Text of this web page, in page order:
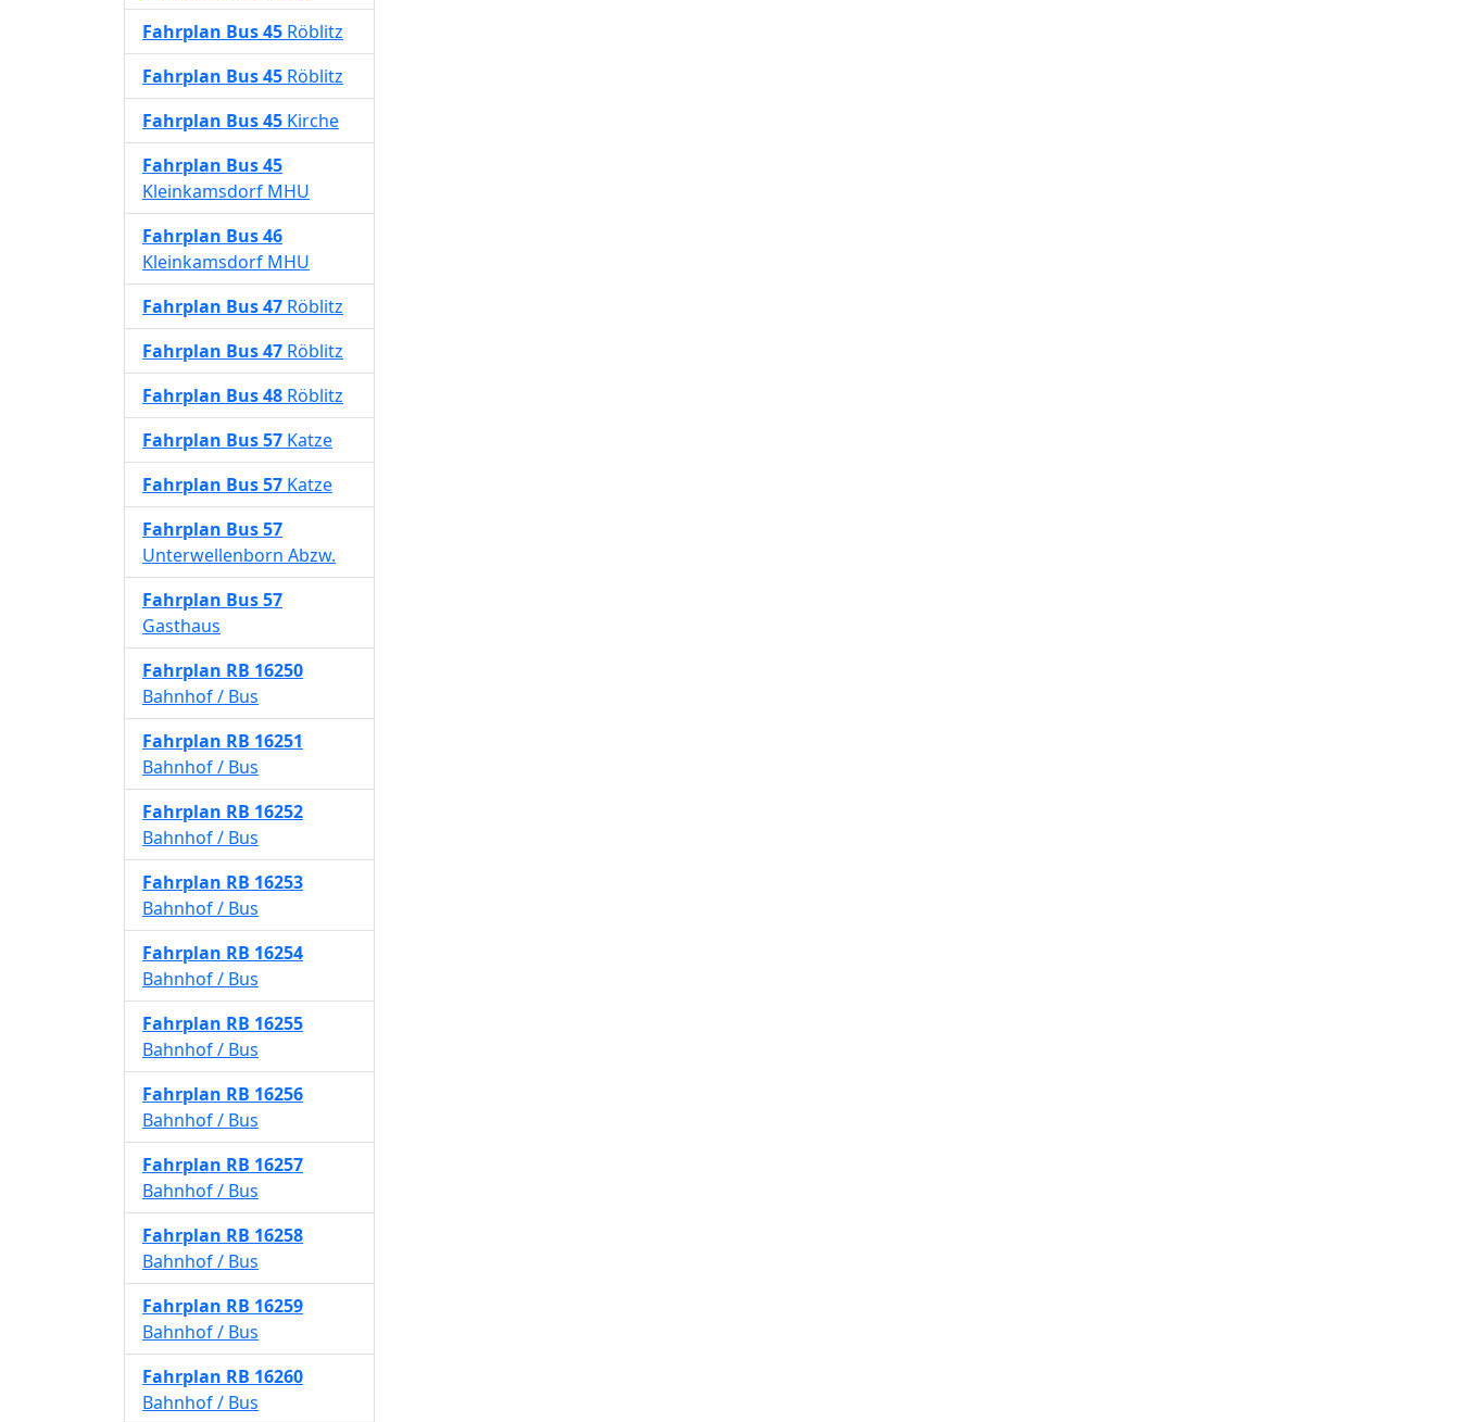
Fahrplan Bus 45 Röblitz
Fahrplan Bus 45 Röblitz
Fahrplan Bus 45 Kirche
Fahrplan Bus 45
Kleinkamsdorf MHU
Fahrplan Bus 46
Kleinkamsdorf MHU
Fahrplan Bus 47 Röblitz
Fahrplan Bus 47 Röblitz
Fahrplan Bus 48 Röblitz
Fahrplan Bus 57 Katze
Fahrplan Bus 57 Katze
Fahrplan Bus 57
Unterwellenborn Abzw.
Fahrplan Bus 57
Gasthaus
Fahrplan RB 16250
Bahnhof / Bus
Fahrplan RB 16251
Bahnhof / Bus
Fahrplan RB 16252
Bahnhof / Bus
Fahrplan RB 16253
Bahnhof / Bus
Fahrplan RB 16254
Bahnhof / Bus
Fahrplan RB 16255
Bahnhof / Bus
Fahrplan RB 16256
Bahnhof / Bus
Fahrplan RB 16257
Bahnhof / Bus
Fahrplan RB 16258
Bahnhof / Bus
Fahrplan RB 16259
Bahnhof / Bus
Fahrplan RB 16260
Bahnhof / Bus